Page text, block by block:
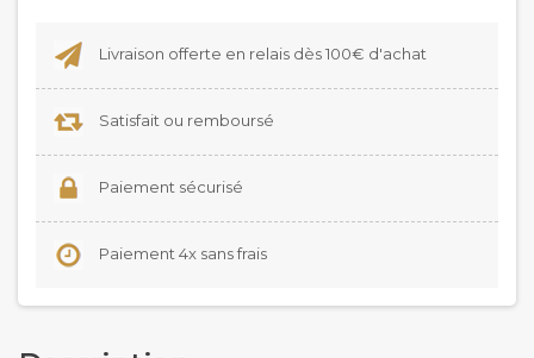
Livraison offerte en relais dès 100€ d'achat
Satisfait ou remboursé
Paiement sécurisé
Paiement 4x sans frais